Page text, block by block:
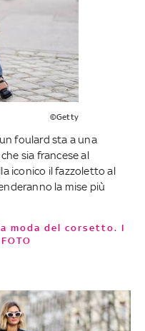
©Getty
foulard sta a una
sia francese al
iconico il fazzoletto al
la mise più